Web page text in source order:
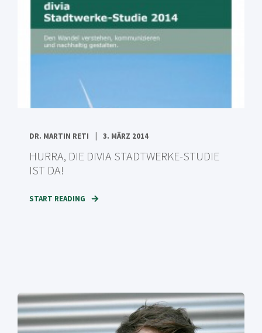
DR. MARTIN RETI 3. MÄRZ 2014
HURRA, DIE DIVIA STADTWERKE-STUDIE
IST DA!
START READING